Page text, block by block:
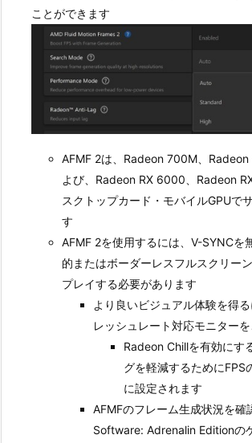
ことができます
AFMF 2は、Radeon 700M、
よび、Radeon RX 6000、Radeon
スクトップカード・モバイルGPUで
す
AFMF 2を使用するには、V-SYNCを
的またはボーダーレスフルスクリー
プレイする必要があります
より良いビジュアル体験を得
レッシュレート対応モニター
Radeon Chillを有効にす
グを軽減するためにFPS
に設定されます
AFMFのフレーム生成状況を確
Software: Adrenalin Editionの